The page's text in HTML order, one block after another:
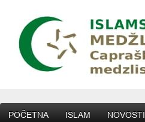
POČETNA ISLAM NOVOSTI